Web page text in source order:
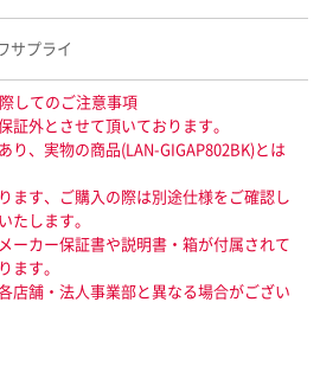
サプライ
してのご注意事項
外とさせて頂いております。
、実物の商品(LAN-GIGAP802BK)とは
ます、ご購入の際は別途仕様をご確認し
たします。
ーカー保証書や説明書・箱が付属されて
ます。
店舗・法人事業部と異なる場合がござい